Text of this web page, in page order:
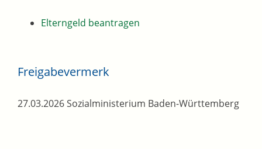
Elterngeld beantragen
Freigabevermerk
27.03.2026 Sozialministerium Baden-Württemberg